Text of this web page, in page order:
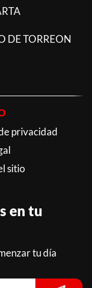
DE TORREON
privacidad
sitio
en tu
tu día